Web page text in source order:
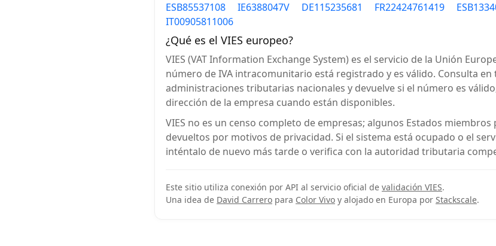
ESB85537108 IE6388047V DE115235681 FR22424761419
IT00905811006
¿Qué es el VIES europeo?
VIES (VAT Information Exchange System) es el servicio de la Unión
número de IVA intracomunitario está registrado y es válido. Consulta en
administraciones tributarias nacionales y devuelve si el número es
dirección de la empresa cuando están disponibles.
VIES no es un censo completo de empresas; algunos Estados
devueltos por motivos de privacidad. Si el sistema está ocupado o el
inténtalo de nuevo más tarde o verifica con la autoridad tributaria
Este sitio utiliza conexión por API al servicio oficial de validación VIES.
Una idea de David Carrero para Color Vivo y alojado en Europa por Stackscale.